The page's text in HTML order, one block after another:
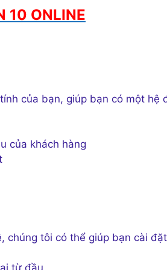
10 ONLINE
của bạn, giúp bạn có một hệ
của khách hàng
chúng tôi có thể giúp bạn cài